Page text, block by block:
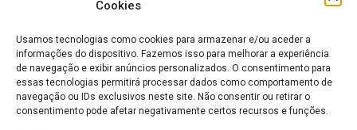
Cookies
Usamos tecnologias como cookies para armazenar e/ou aceder a
informações do dispositivo. Fazemos isso para melhorar a experiência
de navegação e exibir anúncios personalizados. O consentimento para
essas tecnologias permitirá processar dados como comportamento de
navegação ou IDs exclusivos neste site. Não consentir ou retirar o
consentimento pode afetar negativamente certos recursos e funções.